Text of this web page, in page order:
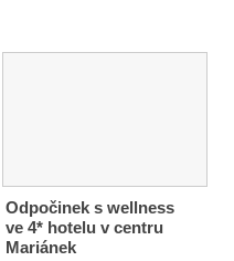
Odpočinek s wellness
ve 4* hotelu v centru
Mariánek